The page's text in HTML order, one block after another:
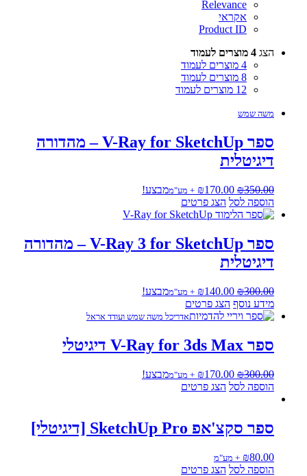
Relevance
אקראי
Product ID
הצג 4 מוצרים לעמוד
4 מוצרים לעמוד
8 מוצרים לעמוד
12 מוצרים לעמוד
משה שמש
ספר V-Ray for SketchUp – מהדורה
דיגיטלית
₪350.00
המחיר
המקורי
היה:
₪170.00
המחיר
הנוכחי
הוא:
+ מע"ממבצע!
הוספה לסל הצג פרטים
ספר V-Ray 3 for SketchUp – מהדורה
דיגיטלית
₪300.00
המחיר
המקורי
היה:
₪140.00
המחיר
הנוכחי
הוא:
+ מע"ממבצע!
מידע נוסף הצג פרטים
אדריכל משה שמש ועודד אראל
ספר V-Ray for 3ds Max דיגיטלי
₪300.00
המחיר
המקורי
₪170.00
המחיר
הנוכחי
+ מע"ממבצע!
הוספה לסל הצג פרטים
ספר סקצ'אפ SketchUp Pro [דיגיטלי]
₪80.00 + מע"מ
הוספה לסל הצג פרטים